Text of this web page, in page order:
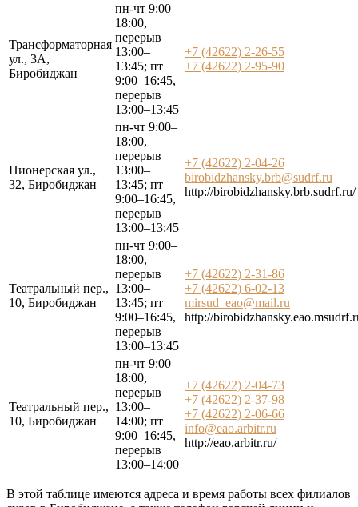
Трансформаторная
ул., 3А,
Биробиджан
пн-чт 9:00–
18:00,
перерыв
13:00–
13:45; пт
9:00–16:45,
перерыв
13:00–13:45
+7 (42622) 2-26-55
+7 (42622) 2-95-90
Пионерская ул.,
32, Биробиджан
пн-чт 9:00–
18:00,
перерыв
13:00–
13:45; пт
9:00–16:45,
перерыв
13:00–13:45
+7 (42622) 2-04-26
birobidzhansky.brb@sudrf.ru
http://birobidzhansky.brb.sudrf.ru/
Театральный пер.,
10, Биробиджан
пн-чт 9:00–
18:00,
перерыв
13:00–
13:45; пт
9:00–16:45,
перерыв
13:00–13:45
+7 (42622) 2-31-86
+7 (42622) 6-02-13
mirsud_eao@mail.ru
http://
Театральный пер.,
10, Биробиджан
пн-чт 9:00–
18:00,
перерыв
13:00–
14:00; пт
9:00–16:45,
перерыв
13:00–14:00
+7 (42622) 2-04-73
+7 (42622) 2-37-98
+7 (42622) 2-06-66
info@eao.arbitr.ru
http://eao.arbitr.ru/
В этой таблице имеются адреса и время работы всех филиалов